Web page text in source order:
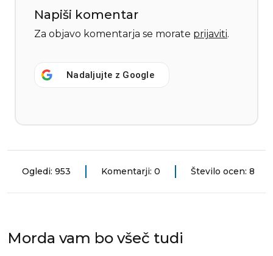
Napiši komentar
Za objavo komentarja se morate prijaviti.
Nadaljujte z Google
Ogledi: 953 Komentarji: 0 Število ocen: 8
Morda vam bo všeč tudi